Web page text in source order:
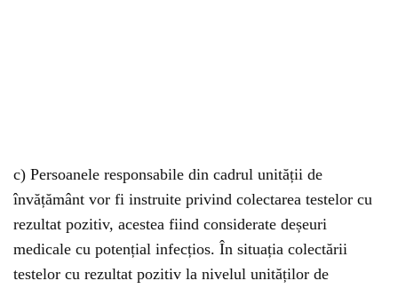
c) Persoanele responsabile din cadrul unității de
învățământ vor fi instruite privind colectarea testelor cu
rezultat pozitiv, acestea fiind considerate deșeuri
medicale cu potențial infecțios. În situația colectării
testelor cu rezultat pozitiv la nivelul unităților de